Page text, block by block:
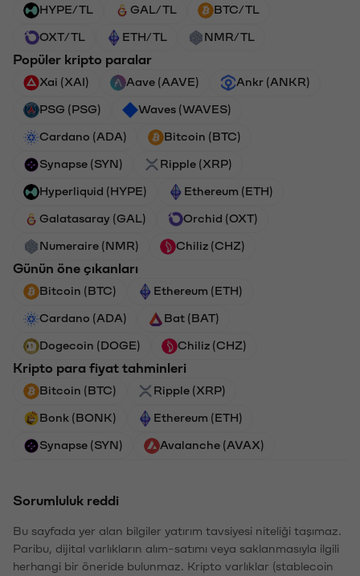
HYPE/TL GAL/TL BTC/TL
OXT/TL ETH/TL NMR/TL
Popüler kripto paralar
Xai (XAI) Aave (AAVE) Ankr (ANKR)
PSG (PSG) Waves (WAVES)
Cardano (ADA) Bitcoin (BTC)
Synapse (SYN) Ripple (XRP)
Hyperliquid (HYPE) Ethereum (ETH)
Galatasaray (GAL) Orchid (OXT)
Numeraire (NMR) Chiliz (CHZ)
Günün öne çıkanları
Bitcoin (BTC) Ethereum (ETH)
Cardano (ADA) Bat (BAT)
Dogecoin (DOGE) Chiliz (CHZ)
Kripto para fiyat tahminleri
Bitcoin (BTC) Ripple (XRP)
Bonk (BONK) Ethereum (ETH)
Synapse (SYN) Avalanche (AVAX)
Sorumluluk reddi
Bu sayfada yer alan bilgiler yatırım tavsiyesi niteliği taşımaz.
Paribu, dijital varlıkların alım-satımı veya saklanmasıyla ilgili
herhangi bir öneride bulunmaz. Kripto varlıklar (stablecoin